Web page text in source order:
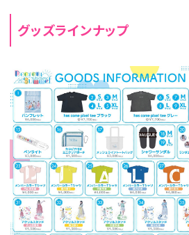
グッズラインナップ